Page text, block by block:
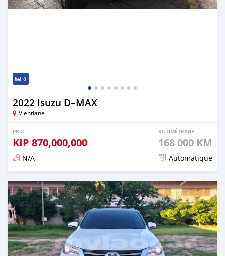
8
2022 Isuzu D–MAX
Vientiane
PRIX
KIP 870,000,000
KILOMÉTRAGE
168 000 KM
N/A Automatique
Publié il y a environ 3 ans